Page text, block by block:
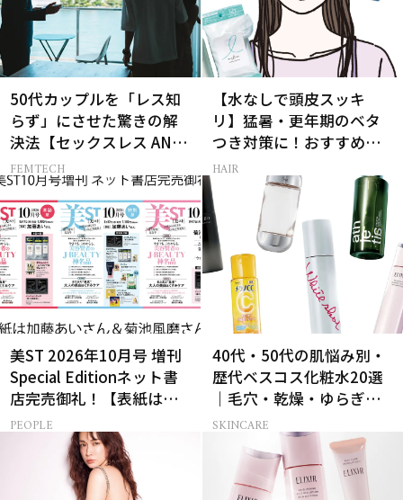
50代カップルを「レス知
らず」にさせた驚きの解
決法【セックスレス AND
THE CITY -女たちの告
白-】
FEMTECH
【水なしで頭皮スッキ
リ】猛暑・更年期のベタ
つき対策に！おすすめ最
新ドライシャンプー4選
HAIR
美ST 2026年10月号 増刊
Special Editionネット書
店完売御礼！【表紙は加
藤あいさん＆菊池風磨さ
PEOPLE
40代・50代の肌悩み別・
歴代ベスコス化粧水20選
｜毛穴・乾燥・ゆらぎな
ど
SKINCARE